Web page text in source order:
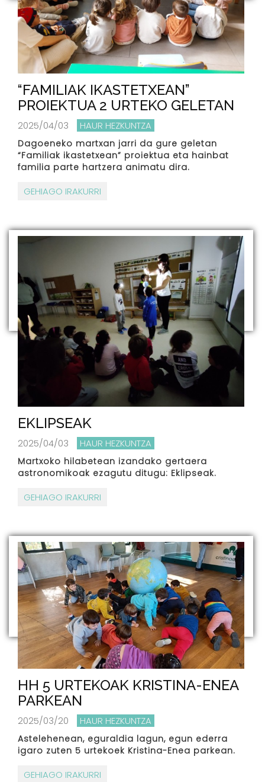
“FAMILIAK IKASTETXEAN”
PROIEKTUA 2 URTEKO GELETAN
2025/04/03 HAUR HEZKUNTZA
Dagoeneko martxan jarri da gure geletan
“Familiak ikastetxean” proiektua eta hainbat
familia parte hartzera animatu dira.
GEHIAGO IRAKURRI
EKLIPSEAK
2025/04/03 HAUR HEZKUNTZA
Martxoko hilabetean izandako gertaera
astronomikoak ezagutu ditugu: Eklipseak.
GEHIAGO IRAKURRI
HH 5 URTEKOAK KRISTINA-ENEA
PARKEAN
2025/03/20 HAUR HEZKUNTZA
Astelehenean, eguraldia lagun, egun ederra
igaro zuten 5 urtekoek Kristina-Enea parkean.
GEHIAGO IRAKURRI